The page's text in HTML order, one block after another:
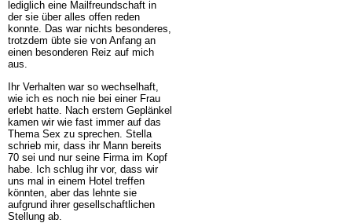
lediglich eine Mailfreundschaft in
der sie über alles offen reden
konnte. Das war nichts besonderes,
trotzdem übte sie von Anfang an
einen besonderen Reiz auf mich
aus.
Ihr Verhalten war so wechselhaft,
wie ich es noch nie bei einer Frau
erlebt hatte. Nach erstem Geplänkel
kamen wir wie fast immer auf das
Thema Sex zu sprechen. Stella
schrieb mir, dass ihr Mann bereits
70 sei und nur seine Firma im Kopf
habe. Ich schlug ihr vor, dass wir
uns mal in einem Hotel treffen
könnten, aber das lehnte sie
aufgrund ihrer gesellschaftlichen
Stellung ab.